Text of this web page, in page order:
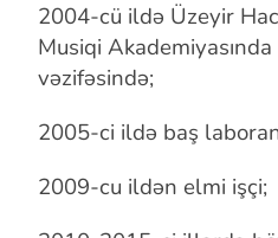
2004-cü ildə Üzeyir
Musiqi Akademiyasında
vəzifəsində;
2005-ci ildə baş
2009-cu ildən elmi işçi;